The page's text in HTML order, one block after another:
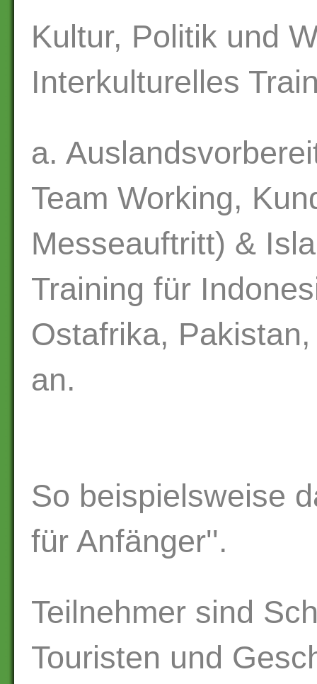
Kultur, Politik und
Interkulturelles
a.
Team Working,
Messeauftritt) &
Training für
Ostafrika,
an.
So beispielsweise
für Anfänger''.
Teilnehmer sind
Touristen und